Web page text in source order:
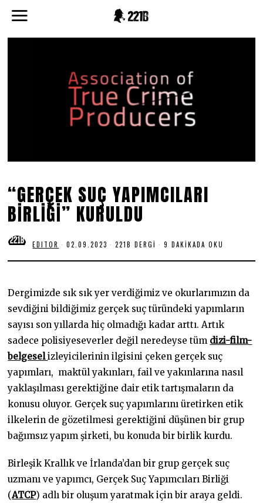
“GERÇEK SUÇ YAPIMCILARI
BİRLİĞİ” KURULDU
EDITOR 02.09.2023 0
.
2
0
2
3
221B DERGI 9 DAKIKADA OKU
Dergimizde sık sık yer verdiğimiz ve okurlarımızın da
sevdiğini bildiğimiz gerçek suç türündeki yapımların
sayısı son yıllarda hiç olmadığı kadar arttı. Artık
sadece polisiyeseverler değil neredeyse tüm dizi-film-
belgeselizleyicilerinin ilgisini çeken gerçek suç
yapımları, maktül yakınları, fail ve yakınlarına nasıl
yaklaşılması gerektiğine dair etik tartışmaların da
konusu oluyor. Gerçek suç yapımlarını üretirken etik
ilkelerin de gözetilmesi gerektiğini düşünen bir grup
bağımsız yapım şirketi, bu konuda bir birlik kurdu.
Birleşik Krallık ve İrlanda’dan bir grup gerçek suç
uzmanı ve yapımcı, Gerçek Suç Yapımcıları Birliği
(ATCP) adlı bir oluşum yaratmak için bir araya geldi.